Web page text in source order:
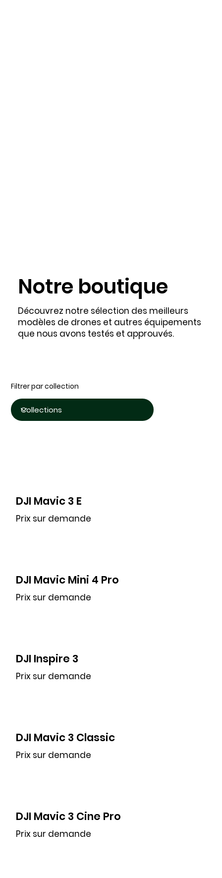
Notre boutique
Découvrez notre sélection des meilleurs
modèles de drones et autres équipements
que nous avons testés et approuvés.
Filtrer par collection
DJI Mavic 3 E
Prix sur demande
DJI Mavic Mini 4 Pro
Prix sur demande
DJI Inspire 3
Prix sur demande
DJI Mavic 3 Classic
Prix sur demande
DJI Mavic 3 Cine Pro
Prix sur demande